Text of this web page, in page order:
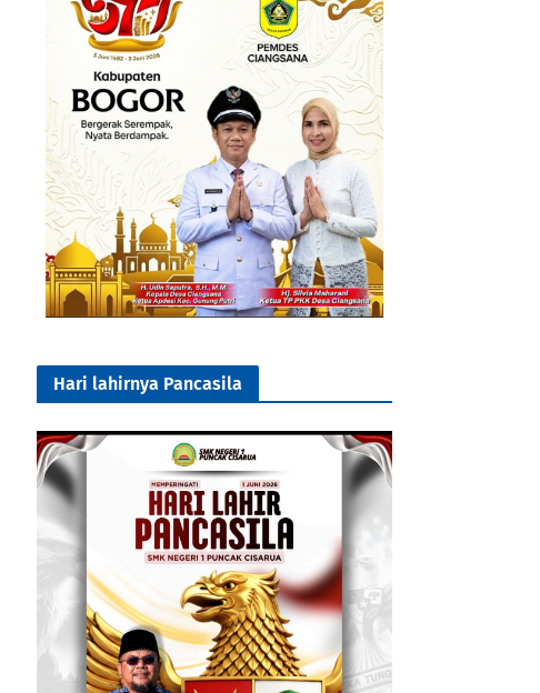
Hari lahirnya Pancasila